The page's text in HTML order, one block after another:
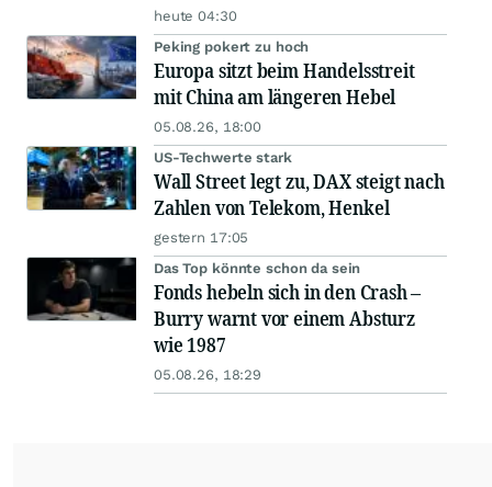
heute 04:30
Peking pokert zu hoch
Europa sitzt beim Handelsstreit
mit China am längeren Hebel
05.08.26, 18:00
US-Techwerte stark
Wall Street legt zu, DAX steigt nach
Zahlen von Telekom, Henkel
gestern 17:05
Das Top könnte schon da sein
Fonds hebeln sich in den Crash –
Burry warnt vor einem Absturz
wie 1987
05.08.26, 18:29